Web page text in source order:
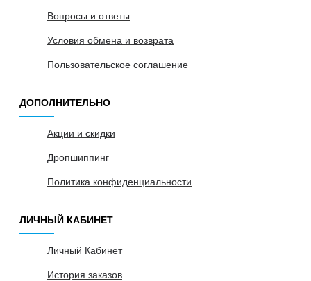
Вопросы и ответы
Условия обмена и возврата
Пользовательское соглашение
ДОПОЛНИТЕЛЬНО
Акции и скидки
Дропшиппинг
Политика конфиденциальности
ЛИЧНЫЙ КАБИНЕТ
Личный Кабинет
История заказов